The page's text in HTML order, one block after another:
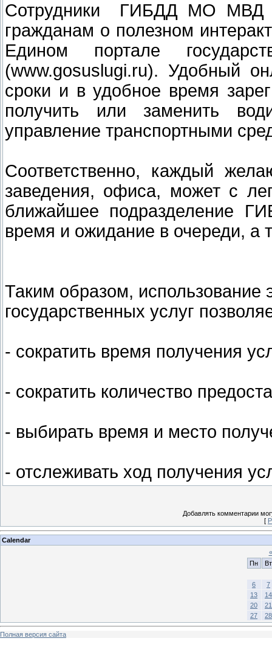
Сотрудники ГИБДД МО МВД
гражданам о полезном
Едином портале
(www.gosuslugi.ru). Удобный
сроки и в удобное время
получить или заменить
управление транспортными
Соответственно, каждый
заведения, офиса, может с
ближайшее подразделение
время и ожидание в очереди, а
Таким образом, использование
государственных услуг
- сократить время получения
- сократить количество
- выбирать время и место
- отслеживать ход получения
Добавлять комментарии
[
Calendar
«
Пн
Вт
6
7
13
14
20
21
27
28
Полная версия сайта